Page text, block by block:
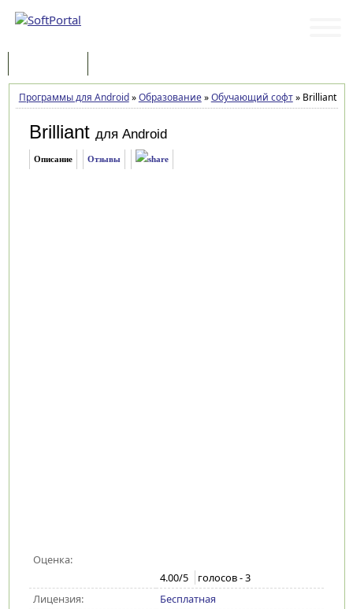
Программы для Android»Образование»Обучающий софт»Brilliant
Brilliant для Android
Описание Отзывы
Оценка:
4.00/5 голосов -3
Лицензия:
Бесплатная